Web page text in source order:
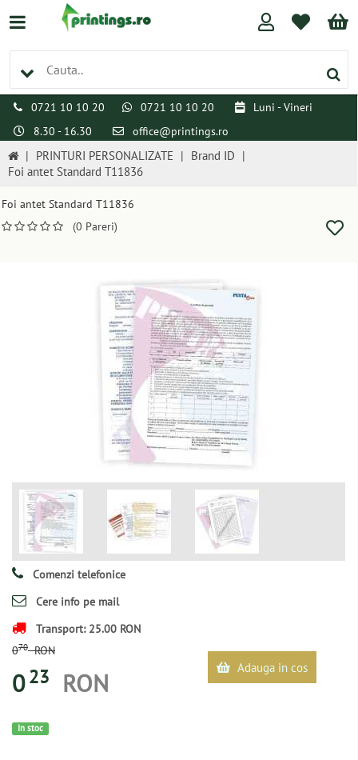
0721 10 10 20 0721 10 10 20
Luni - Vineri
8.30 - 16.30
office@printings.ro
| PRINTURI PERSONALIZATE | Brand ID |
Foi antet Standard T11836
Foi antet Standard T11836
(0 Pareri)
Comenzi telefonice
Cere info pe mail
Transport: 25.00 RON
070RON
0 23 RON Adauga in cos
In stoc